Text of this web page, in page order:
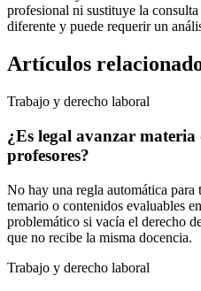
profesional ni sustituye la
diferente y puede requerir un
Artículos
Trabajo y derecho laboral
¿Es legal avanzar
profesores?
No hay una regla automática para
temario o contenidos evaluables
problemático si vacía el derecho
que no recibe la misma docencia.
Trabajo y derecho laboral